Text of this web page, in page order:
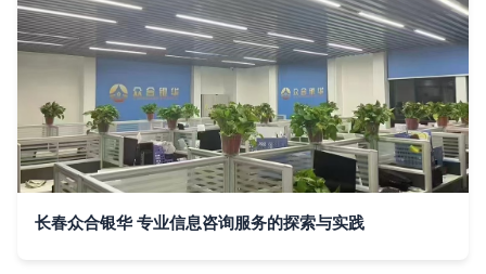
长春众合银华 专业信息咨询服务的探索与实践